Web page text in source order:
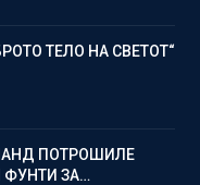
ТЕЛО НА СВЕТОТ“
ПОТРОШИЛЕ
ЗА…